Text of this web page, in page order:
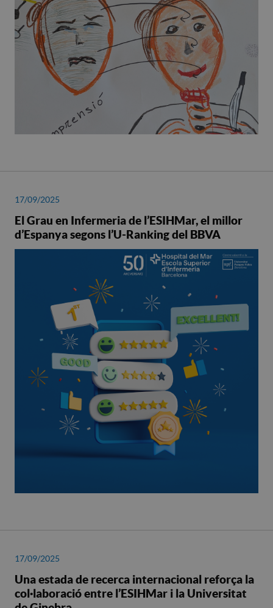
17/09/2025
El Grau en Infermeria de l’ESIHMar, el millor
d’Espanya segons l’U-Ranking del BBVA
17/09/2025
Una estada de recerca internacional reforça la
col·laboració entre l’ESIHMar i la Universitat